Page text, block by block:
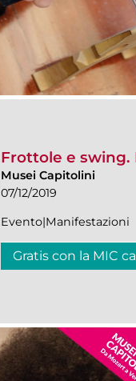
Frottole e swing.
Musei Capitolini
07/12/2019
Evento|Manifestazioni
Gratis con la MIC